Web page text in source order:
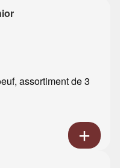
assortiment de 3